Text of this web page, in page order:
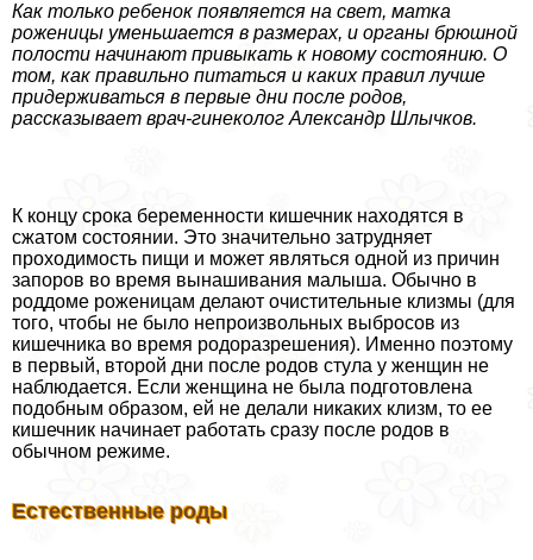
Как только ребенок появляется на свет, матка
роженицы уменьшается в размерах, и органы брюшной
полости начинают привыкать к новому состоянию. О
том, как правильно питаться и каких правил лучше
придерживаться в первые дни после родов,
рассказывает врач-гинеколог Александр Шлычков.
К концу срока беременности кишечник находятся в
сжатом состоянии. Это значительно затрудняет
проходимость пищи и может являться одной из причин
запоров во время вынашивания малыша. Обычно в
роддоме роженицам делают очистительные клизмы (для
того, чтобы не было непроизвольных выбросов из
кишечника во время родоразрешения). Именно поэтому
в первый, второй дни после родов стула у женщин не
наблюдается. Если женщина не была подготовлена
подобным образом, ей не делали никаких клизм, то ее
кишечник начинает работать сразу после родов в
обычном режиме.
Естественные роды